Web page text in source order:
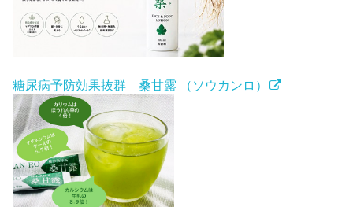
糖尿病予防効果抜群 桑甘露 （ソウカンロ）